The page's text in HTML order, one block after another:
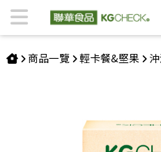
【排便順暢】KG順暢美窈飲 |
商品一覽 輕卡餐&堅果